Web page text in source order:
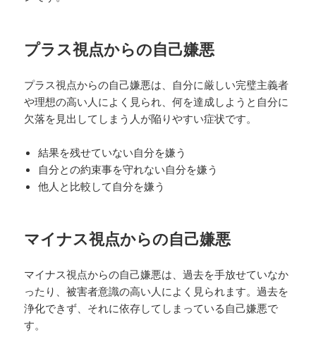
プラス視点からの自己嫌悪
プラス視点からの自己嫌悪は、自分に厳しい完璧主義者
や理想の高い人によく見られ、何を達成しようと自分に
欠落を見出してしまう人が陥りやすい症状です。
結果を残せていない自分を嫌う
自分との約束事を守れない自分を嫌う
他人と比較して自分を嫌う
マイナス視点からの自己嫌悪
マイナス視点からの自己嫌悪は、過去を手放せていなか
ったり、被害者意識の高い人によく見られます。過去を
浄化できず、それに依存してしまっている自己嫌悪で
す。